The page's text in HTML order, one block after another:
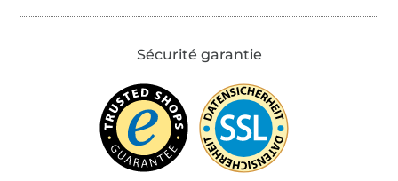
Sécurité garantie